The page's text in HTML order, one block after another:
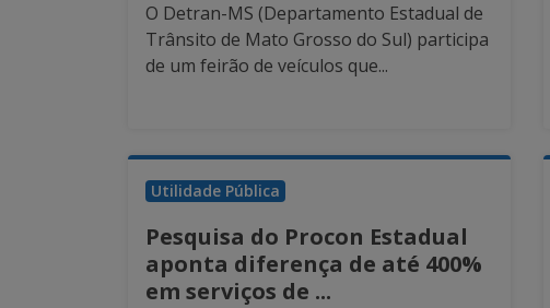
O Detran-MS (Departamento Estadual de
Trânsito de Mato Grosso do Sul) participa
de um feirão de veículos que...
Utilidade Pública
Pesquisa do Procon Estadual
aponta diferença de até 400%
em serviços de ...